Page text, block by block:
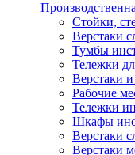
Стойки,
Верстаки
Тумбы
Тележки
Верстаки
Рабочие
Тележки
Шкафы
Верстаки
Верстаки